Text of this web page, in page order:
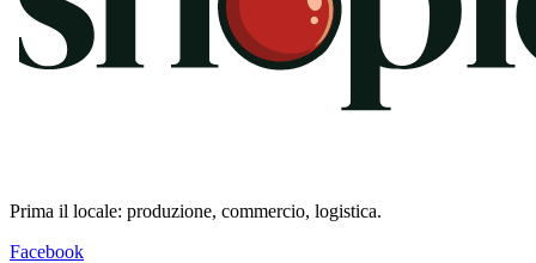
Prima il locale: produzione, commercio, logistica.
Facebook